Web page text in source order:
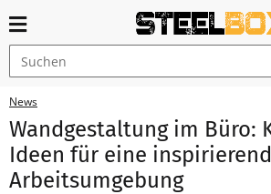
News
Wandgestaltung im Büro:
Ideen für eine
Arbeitsumgebung